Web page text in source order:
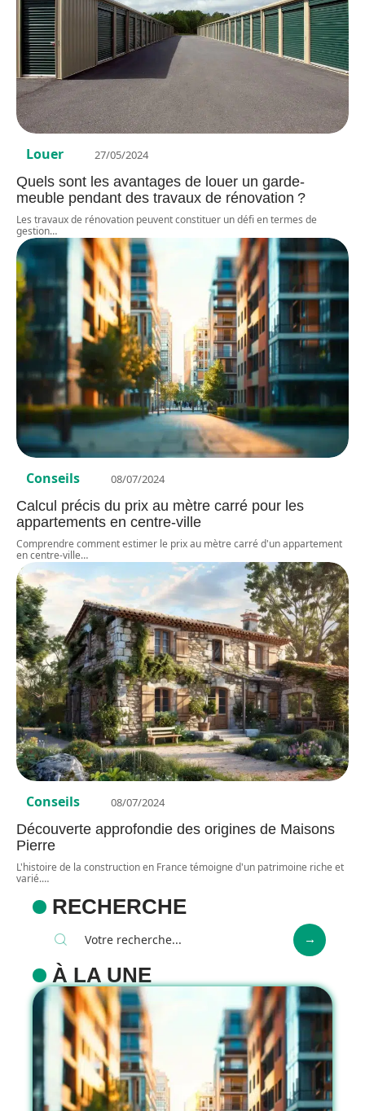
Louer 27/05/2024
Quels sont les avantages de louer un garde-
meuble pendant des travaux de rénovation ?
Les travaux de rénovation peuvent constituer un défi en termes de
gestion…
Conseils 08/07/2024
Calcul précis du prix au mètre carré pour les
appartements en centre-ville
Comprendre comment estimer le prix au mètre carré d'un appartement
en centre-ville…
Conseils 08/07/2024
Découverte approfondie des origines de Maisons
Pierre
L'histoire de la construction en France témoigne d'un patrimoine riche et
varié.…
RECHERCHE
À LA UNE